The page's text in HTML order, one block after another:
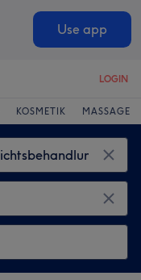
Use app
LOGIN
KOSMETIK MASSAGE